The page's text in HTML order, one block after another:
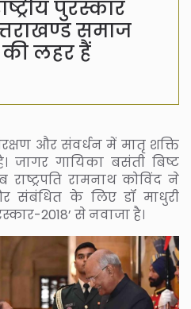
पुरस्कार
समाज
लहर हैं
और संवर्धन में मातृ शक्ति
जागर गायिका बसंती बिष्ट
राष्ट्रपति रामनाथ कोविंद ने
संबंधित के लिए डॉ माधुरी
2018’ से नवाजा है।